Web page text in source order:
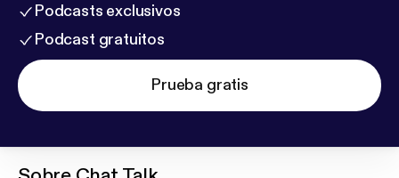
Podcasts exclusivos
Podcast gratuitos
Prueba gratis